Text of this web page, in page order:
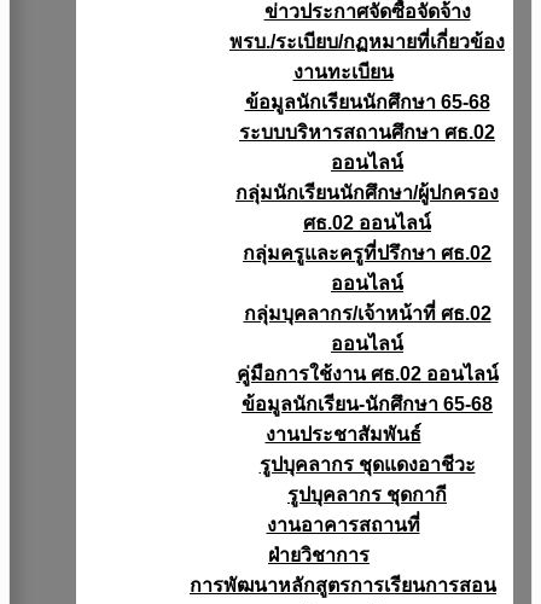
ข่าวประกาศจัดซื้อจัดจ้าง
พรบ./ระเบียบ/กฏหมายที่เกี่ยวข้อง
งานทะเบียน
ข้อมูลนักเรียนนักศึกษา 65-68
ระบบบริหารสถานศึกษา ศธ.02
ออนไลน์
กลุ่มนักเรียนนักศึกษา/ผู้ปกครอง
ศธ.02 ออนไลน์
กลุ่มครูและครูที่ปรึกษา ศธ.02
ออนไลน์
กลุ่มบุคลากร/เจ้าหน้าที่ ศธ.02
ออนไลน์
คู่มือการใช้งาน ศธ.02 ออนไลน์
ข้อมูลนักเรียน-นักศึกษา 65-68
งานประชาสัมพันธ์
รูปบุคลากร ชุดแดงอาชีวะ
รูปบุคลากร ชุดกากี
งานอาคารสถานที่
ฝ่ายวิชาการ
การพัฒนาหลักสูตรการเรียนการสอน